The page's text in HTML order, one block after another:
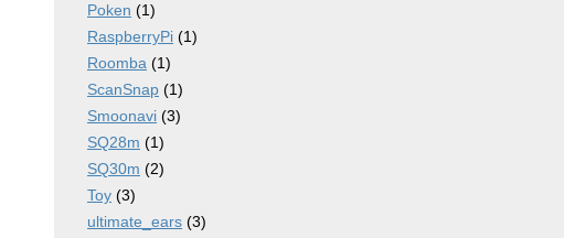
Poken (1)
RaspberryPi (1)
Roomba (1)
ScanSnap (1)
Smoonavi (3)
SQ28m (1)
SQ30m (2)
Toy (3)
ultimate_ears (3)